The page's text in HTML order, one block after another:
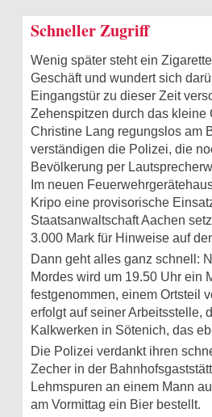
Schneller Zugriff
Wenig später steht ein
Geschäft und wundert sich
Eingangstür zu dieser Zeit
Zehenspitzen durch das kleine
Christine Lang regungslos am
verständigen die Polizei, die
Bevölkerung per
Im neuen
Kripo eine provisorische
Staatsanwaltschaft Aachen
3.000 Mark für Hinweise auf
Dann geht alles ganz schnell:
Mordes wird um 19.50 Uhr ein
festgenommen, einem Ortsteil
erfolgt auf seiner Arbeitsstelle,
Kalkwerken in Sötenich, das
Die Polizei verdankt ihren
Zecher in der
Lehmspuren an einem Mann
am Vormittag ein Bier bestellt.